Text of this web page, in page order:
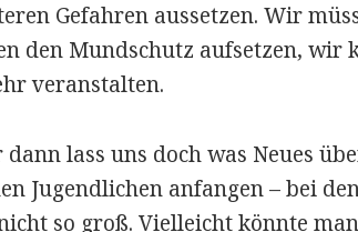
Gefahren aussetzen. Wir
den Mundschutz aufsetzen, wir
veranstalten.
dann lass uns doch was Neues
Jugendlichen anfangen – bei
so groß. Vielleicht könnte